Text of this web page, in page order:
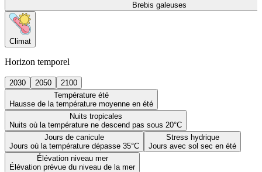
Brebis galeuses
Climat
Horizon temporel
2030 2050
2100
Température été
Hausse de la température moyenne en été
Nuits tropicales
Nuits où la température ne descend pas sous 20°C
Jours de canicule
Jours où la température dépasse 35°C
Stress hydrique
Jours avec sol sec en été
Élévation niveau mer
Élévation prévue du niveau de la mer